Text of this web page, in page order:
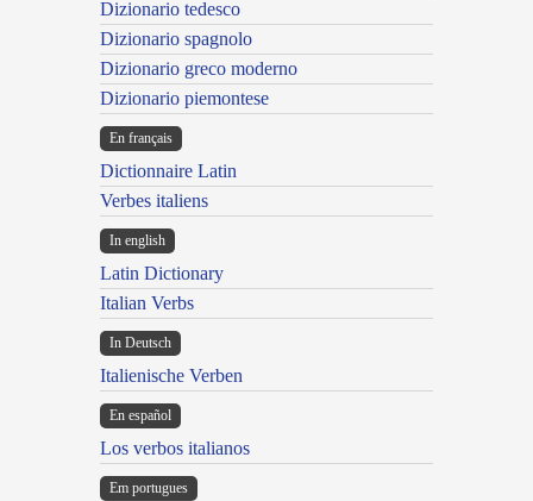
Dizionario tedesco
Dizionario spagnolo
Dizionario greco moderno
Dizionario piemontese
En français
Dictionnaire Latin
Verbes italiens
In english
Latin Dictionary
Italian Verbs
In Deutsch
Italienische Verben
En español
Los verbos italianos
Em portugues